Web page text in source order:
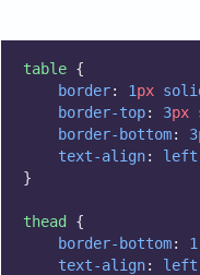
table {
border: 1px
border-top: 3px
border-bottom: 3
text-align: left
}
thead
{
border-bottom:
text-align: left